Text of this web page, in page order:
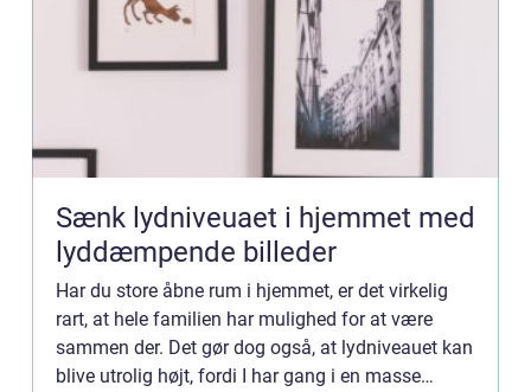
Sænk lydniveuaet i hjemmet med
lyddæmpende billeder
Har du store åbne rum i hjemmet, er det virkelig
rart, at hele familien har mulighed for at være
sammen der. Det gør dog også, at lydniveauet kan
blive utrolig højt, fordi I har gang i en masse